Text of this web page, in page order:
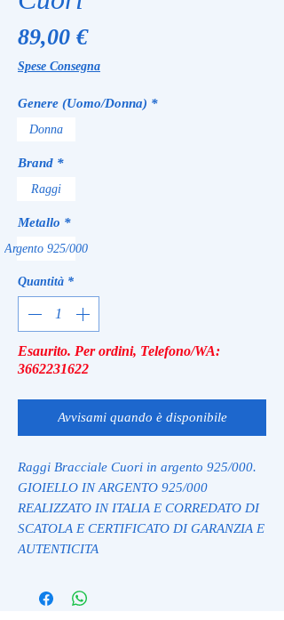
89,00 €Prezzo
Spese Consegna
Genere (Uomo/Donna) *
Donna
Brand *
Raggi
Metallo *
Argento 925/000
Quantità *
Esaurito. Per ordini, Telefono/WA:
3662231622
Avvisami quando è disponibile
Raggi Bracciale Cuori in argento 925/000.
GIOIELLO IN ARGENTO 925/000
REALIZZATO IN ITALIA E CORREDATO DI
SCATOLA E CERTIFICATO DI GARANZIA E
AUTENTICITA